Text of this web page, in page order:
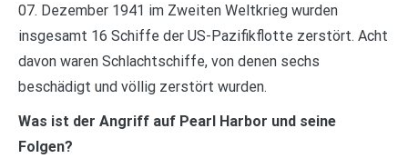
07. Dezember 1941 im Zweiten Weltkrieg wurden
insgesamt 16 Schiffe der US-Pazifikflotte zerstört. Acht
davon waren Schlachtschiffe, von denen sechs
beschädigt und völlig zerstört wurden.
Was ist der Angriff auf Pearl Harbor und seine
Folgen?